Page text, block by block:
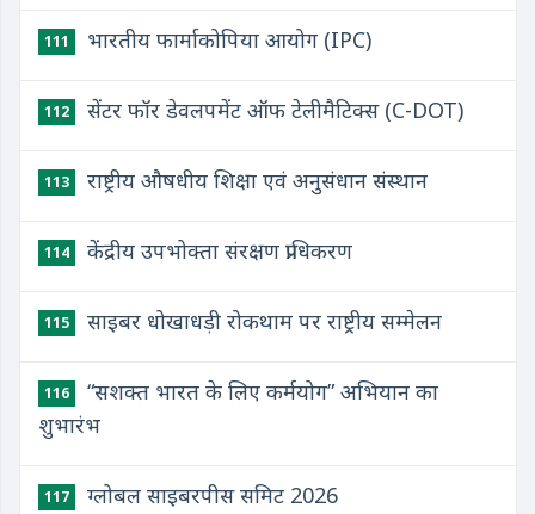
111 भारतीय फार्माकोपिया आयोग (IPC)
112 सेंटर फॉर डेवलपमेंट ऑफ टेलीमैटिक्स (C-DOT)
113 राष्ट्रीय औषधीय शिक्षा एवं अनुसंधान संस्थान
114 केंद्रीय उपभोक्ता संरक्षण प्राधिकरण
115 साइबर धोखाधड़ी रोकथाम पर राष्ट्रीय सम्मेलन
116
“सशक्त भारत के लिए कर्मयोग” अभियान का
शुभारंभ
117 ग्लोबल साइबरपीस समिट 2026